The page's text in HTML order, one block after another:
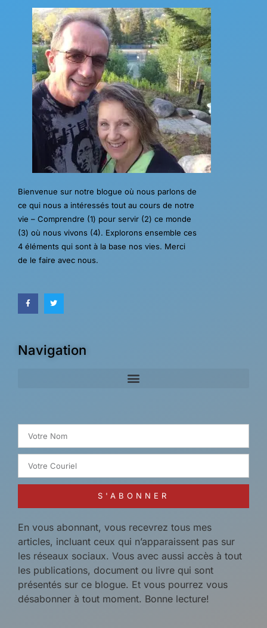
Bienvenue sur notre blogue où nous parlons de
ce qui nous a intéressés tout au cours de notre
vie – Comprendre (1) pour servir (2) ce monde
(3) où nous vivons (4). Explorons ensemble ces
4 éléments qui sont à la base nos vies. Merci
de le faire avec nous.
Navigation
S'ABONNER
En vous abonnant, vous recevrez tous mes
articles, incluant ceux qui n’apparaissent pas sur
les réseaux sociaux. Vous avec aussi accès à tout
les publications, document ou livre qui sont
présentés sur ce blogue. Et vous pourrez vous
désabonner à tout moment. Bonne lecture!